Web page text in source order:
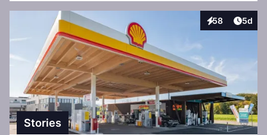
58
Interaktionen
5d
Stories